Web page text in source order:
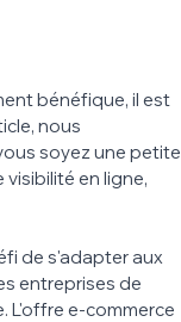
bénéfique, il est
nous
soyez une petite
en ligne,
de s'adapter aux
entreprises de
L'offre e-commerce